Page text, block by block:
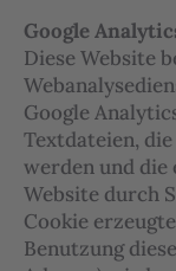
Google
Diese Website
Google
Textdateien,
werden und die
Website durch
Cookie
Benutzung